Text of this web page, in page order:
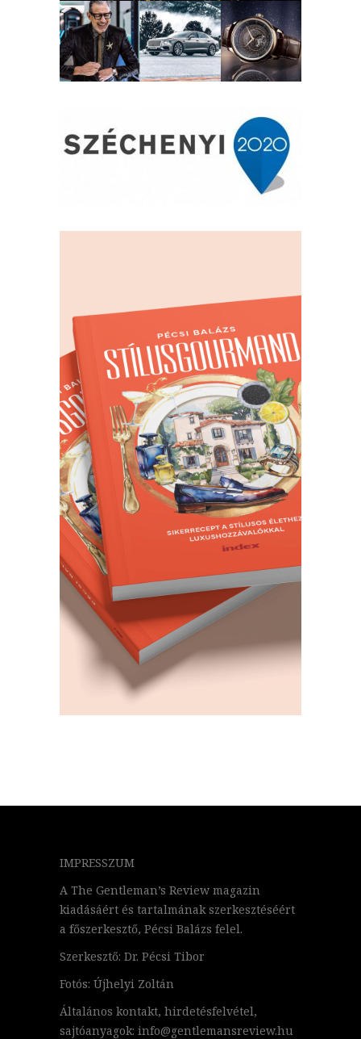
IMPRESSZUM
A The Gentleman’s Review magazin
kiadásáért és tartalmának szerkesztéséért
a főszerkesztő, Pécsi Balázs felel.
Szerkesztő: Dr. Pécsi Tibor
Fotós: Újhelyi Zoltán
Általános kontakt, hirdetésfelvétel,
sajtóanyagok: info@gentlemansreview.hu